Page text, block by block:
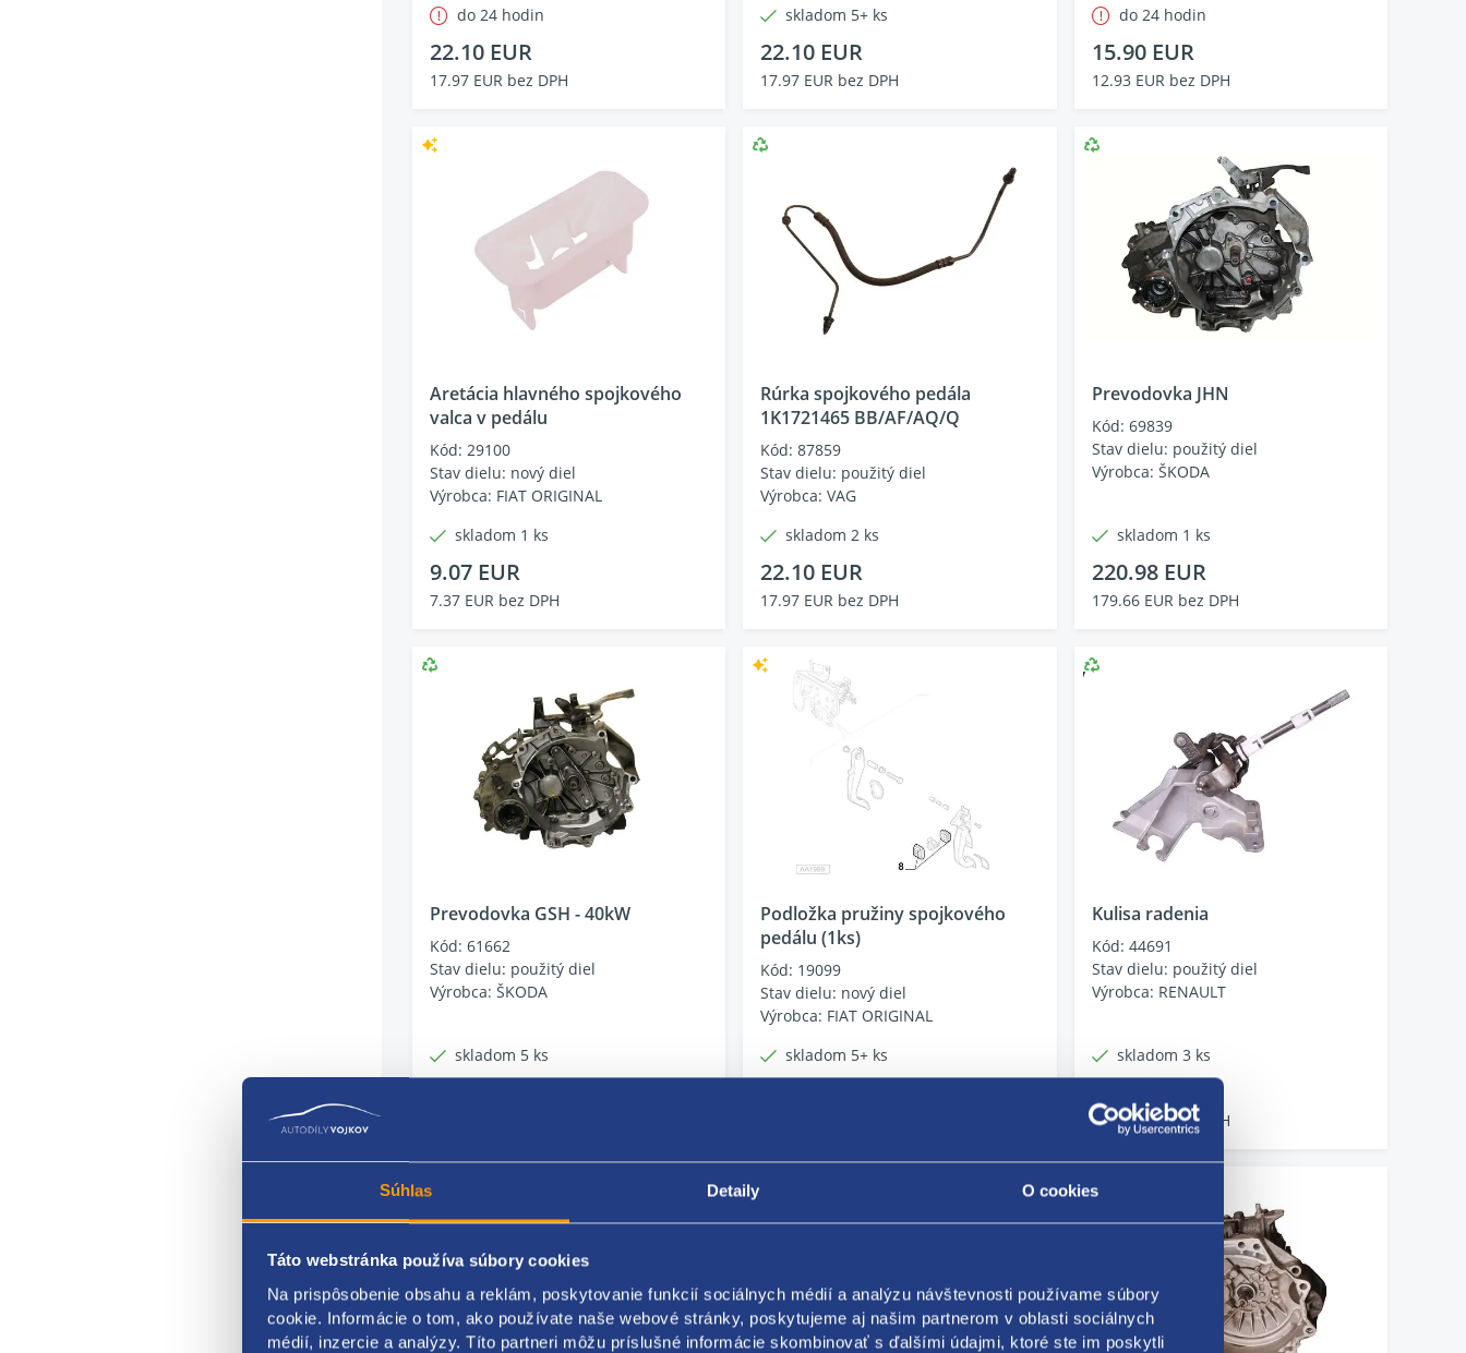
Súhlas Detaily O cookies
Táto webstránka používa súbory cookies
Na prispôsobenie obsahu a reklám, poskytovanie funkcií sociálnych médií a analýzu návštevnosti používame súbory
cookie. Informácie o tom, ako používate naše webové stránky, poskytujeme aj našim partnerom v oblasti sociálnych
médií, inzercie a analýzy. Títo partneri môžu príslušné informácie skombinovať s ďalšími údajmi, ktoré ste im poskytli
do 24 hodin
22.10 EUR
17.97 EUR bez DPH
skladom 5+ ks
22.10 EUR
17.97 EUR bez DPH
do 24 hodin
15.90 EUR
12.93 EUR bez DPH
Aretácia hlavného spojkového
valca v pedálu
Kód: 29100
Stav dielu: nový diel
Výrobca: FIAT ORIGINAL
skladom 1 ks
9.07 EUR
7.37 EUR bez DPH
Rúrka spojkového pedála
1K1721465 BB/AF/AQ/Q
Kód: 87859
Stav dielu: použitý diel
Výrobca: VAG
skladom 2 ks
22.10 EUR
17.97 EUR bez DPH
Prevodovka JHN
Kód: 69839
Stav dielu: použitý diel
Výrobca: ŠKODA
skladom 1 ks
220.98 EUR
179.66 EUR bez DPH
Prevodovka GSH - 40kW
Kód: 61662
Stav dielu: použitý diel
Výrobca: ŠKODA
skladom 5 ks
Podložka pružiny spojkového
pedálu (1ks)
Kód: 19099
Stav dielu: nový diel
Výrobca: FIAT ORIGINAL
skladom 5+ ks
Kulisa radenia
Kód: 44691
Stav dielu: použitý diel
Výrobca: RENAULT
skladom 3 ks
35.93 EUR bez DPH